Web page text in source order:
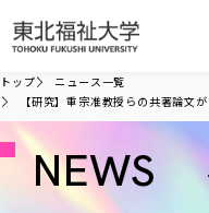
大学について
学部・大学院
トップ
ニュース一覧
【研究】重宗准教授らの共著論
NEWS